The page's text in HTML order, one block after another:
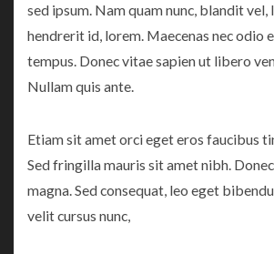
sed ipsum. Nam quam nunc, blandit vel,
hendrerit id, lorem. Maecenas nec odio
tempus. Donec vitae sapien ut libero
Nullam quis ante.
Etiam sit amet orci eget eros faucibus
Sed fringilla mauris sit amet nibh.
magna. Sed consequat, leo eget
velit cursus nunc,